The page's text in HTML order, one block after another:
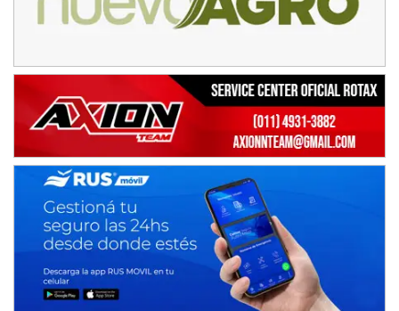
ENTRERRIANO - F6 (POSTERGADA)
VICTORIENSE - F7
El Cerro (Tierra)
Victoria (Entre Ríos)
PATAGONICO - F6
Moto Club Reginense (Tierra)
CSK - F7
Juventud Unida (Tierra)
NORESTE SANTAFESINO - F6